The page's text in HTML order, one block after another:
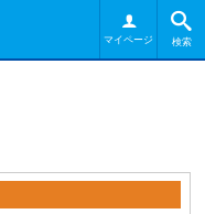
検索
マイページ